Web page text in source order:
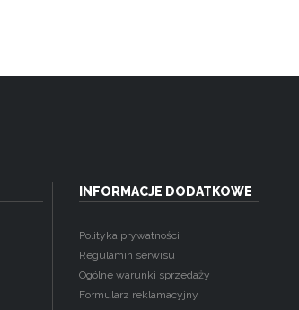
INFORMACJE DODATKOWE
Polityka prywatności
Regulamin serwisu
Ogólne warunki sprzedaży
Formularz reklamacyjny